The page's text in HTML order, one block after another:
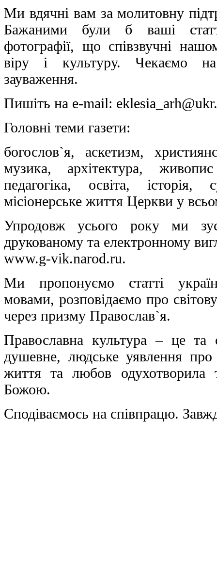
Ми вдячні вам за молитовну
Бажаними були б ваші
фотографії, що співзвучні
віру і культуру. Чекаємо
зауваження.
Пишіть на e-mail:
Головні теми газети:
богослов`я, аскетизм,
музика, архітектура,
педагогіка, освіта, історія,
місіонерське життя Церкви у
Упродовж усього року ми
друкованому та електронному
www.g-vik.narod.ru.
Ми пропонуємо статті
мовами, розповідаємо про
через призму Православ`я.
Православна культура – це та
душевне, людське уявлення
життя та любов одухотворила
Божою.
Сподіваємось на співпрацю.